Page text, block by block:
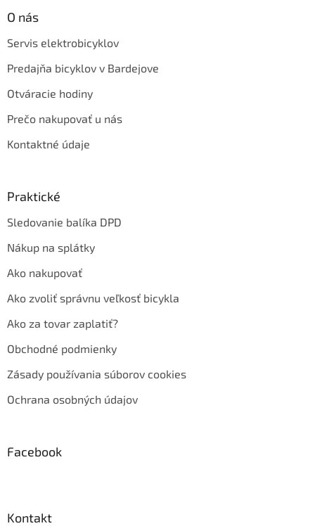
O nás
Servis elektrobicyklov
Predajňa bicyklov v Bardejove
Otváracie hodiny
Prečo nakupovať u nás
Kontaktné údaje
Praktické
Sledovanie balíka DPD
Nákup na splátky
Ako nakupovať
Ako zvoliť správnu veľkosť bicykla
Ako za tovar zaplatiť?
Obchodné podmienky
Zásady používania súborov cookies
Ochrana osobných údajov
Facebook
Kontakt